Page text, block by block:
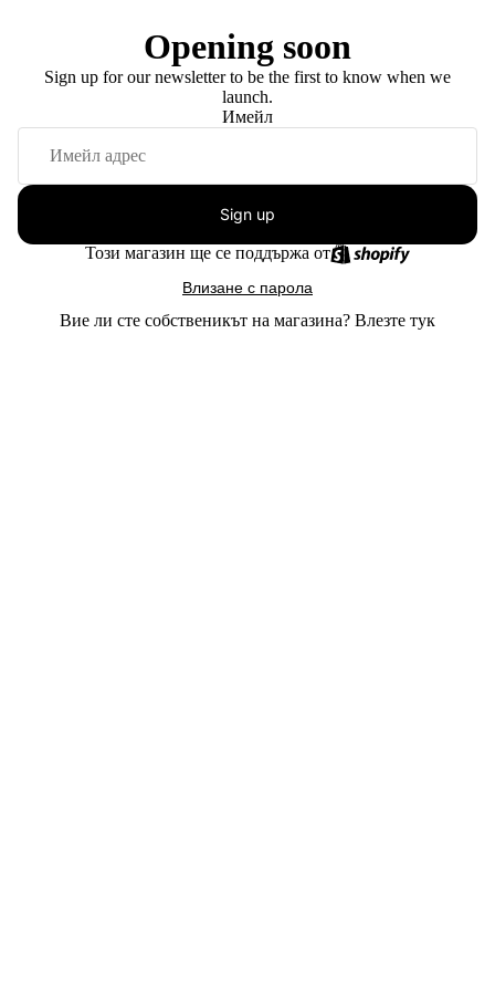
Opening soon
Sign up for our newsletter to be the first to know when we
launch.
Имейл
Sign up
Този магазин ще се поддържа от
Влизане с парола
Вие ли сте собственикът на магазина? Влезте тук